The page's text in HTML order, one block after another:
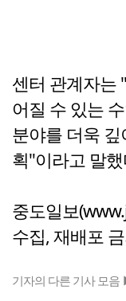
센터 관계자는
어질 수 있는
분야를 더욱
획"이라고 말
중도일보
수집, 재배포
기자의 다른 기사 모음